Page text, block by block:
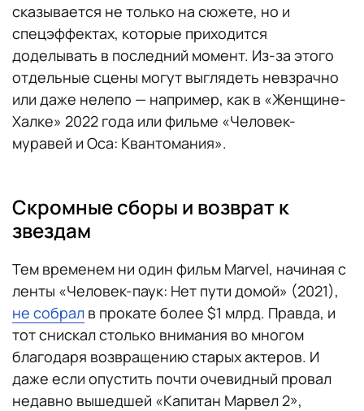
сказывается не только на сюжете, но и
спецэффектах, которые приходится
доделывать в последний момент. Из-за этого
отдельные сцены могут выглядеть невзрачно
или даже нелепо — например, как в «Женщине-
Халке» 2022 года или фильме «Человек-
муравей и Оса: Квантомания».
Скромные сборы и возврат к
звездам
Тем временем ни один фильм Marvel, начиная с
ленты «Человек-паук: Нет пути домой» (2021),
не собрал в прокате более $1 млрд. Правда, и
тот снискал столько внимания во многом
благодаря возвращению старых актеров. И
даже если опустить почти очевидный провал
недавно вышедшей «Капитан Марвел 2»,